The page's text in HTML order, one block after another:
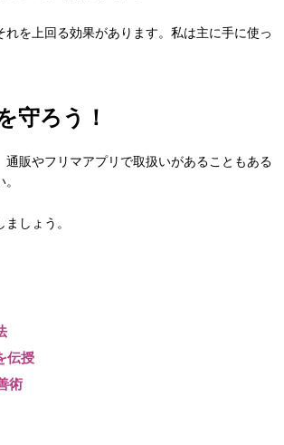
を上回る効果があります。私は主に手に使っ
守ろう！
販やフリマアプリで取扱いがあることもある
しょう。
伝授
術